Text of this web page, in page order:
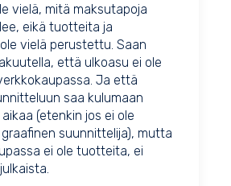
vielä, mitä maksutapoja
eikä tuotteita ja
vielä perustettu. Saan
että ulkoasu ei ole
Ja että
saa kulumaan
(etenkin jos ei ole
suunnittelija), mutta
ei ole tuotteita, ei